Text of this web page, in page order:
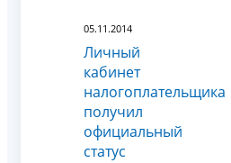
05.11.2014
Личный
кабинет
налогоплательщика
получил
официальный
статус